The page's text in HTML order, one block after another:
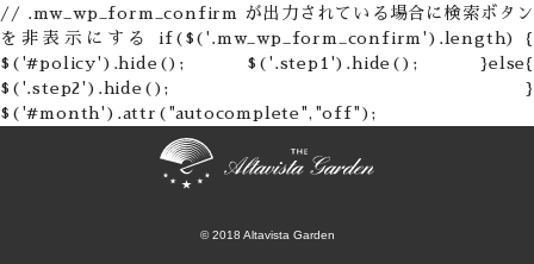
// .mw_wp_form_confirm が出力されている場合に検索ボタン
を非表示にする if($('.mw_wp_form_confirm').length) {
$('#policy').hide(); $('.step1').hide(); }else{
$('.step2').hide(); }
$('#month').attr("autocomplete","off");
© 2018 Altavista Garden